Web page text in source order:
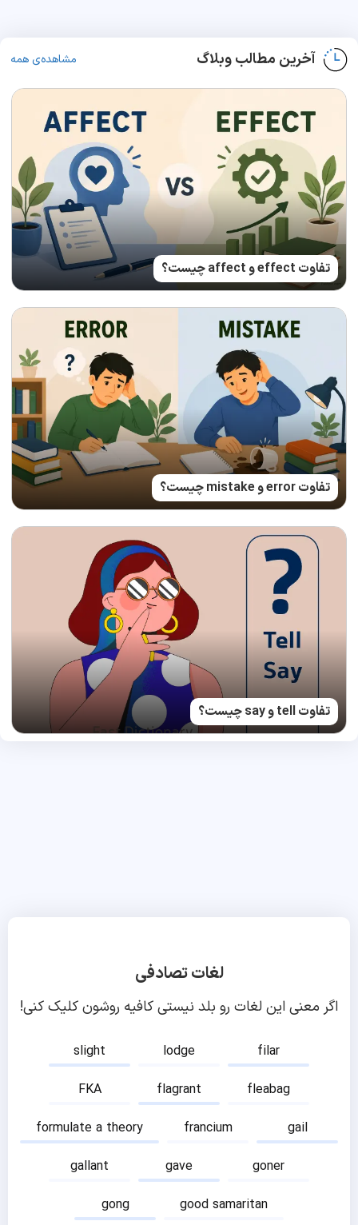
آخرین مطالب وبلاگ مشاهده‌ی همه
تفاوت effect و affect چیست؟
تفاوت error و mistake چیست؟
تفاوت tell و say چیست؟
لغات تصادفی
اگر معنی این لغات رو بلد نیستی کافیه روشون کلیک کنی!
slight lodge
filar
FKA
flagrant
fleabag
formulate a theory
francium
gail
gallant
gave
goner
gong
good samaritan